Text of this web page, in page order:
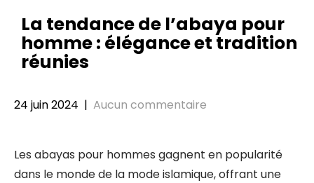
La tendance de l’abaya pour
homme : élégance et tradition
réunies
24 juin 2024 | Aucun commentaire
Les abayas pour hommes gagnent en popularité
dans le monde de la mode islamique, offrant une